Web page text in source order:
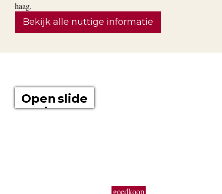
Bekijk alle nuttige informatie
Open slide
show
goedkoop